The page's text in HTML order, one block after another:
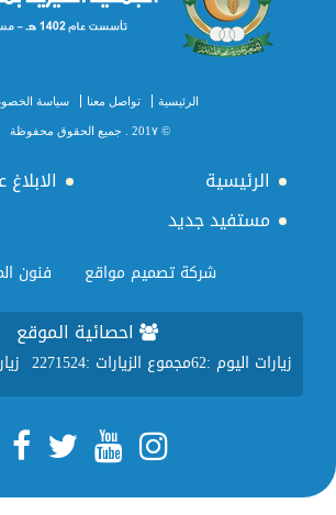
الرئيسية تواصل معنا سياسة
© 201٧ . جميع الحقوق محفوظة
الرئيسية
مستفيد جديد
شركة تصميم مواقع فنون
احصائية الموقع
زيارات اليوم :62مجموع الزيارات :2271524